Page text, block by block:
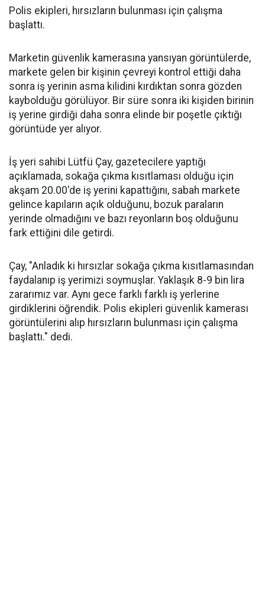
Polis ekipleri, hırsızların bulunması için çalışma
başlattı.
Marketin güvenlik kamerasına yansıyan görüntülerde,
markete gelen bir kişinin çevreyi kontrol ettiği daha
sonra iş yerinin asma kilidini kırdıktan sonra gözden
kaybolduğu görülüyor. Bir süre sonra iki kişiden birinin
iş yerine girdiği daha sonra elinde bir poşetle çıktığı
görüntüde yer alıyor.
İş yeri sahibi Lütfü Çay, gazetecilere yaptığı
açıklamada, sokağa çıkma kısıtlaması olduğu için
akşam 20.00'de iş yerini kapattığını, sabah markete
gelince kapıların açık olduğunu, bozuk paraların
yerinde olmadığını ve bazı reyonların boş olduğunu
fark ettiğini dile getirdi.
Çay, "Anladık ki hırsızlar sokağa çıkma kısıtlamasından
faydalanıp iş yerimizi soymuşlar. Yaklaşık 8-9 bin lira
zararımız var. Aynı gece farklı farklı iş yerlerine
girdiklerini öğrendik. Polis ekipleri güvenlik kamerası
görüntülerini alıp hırsızların bulunması için çalışma
başlattı." dedi.